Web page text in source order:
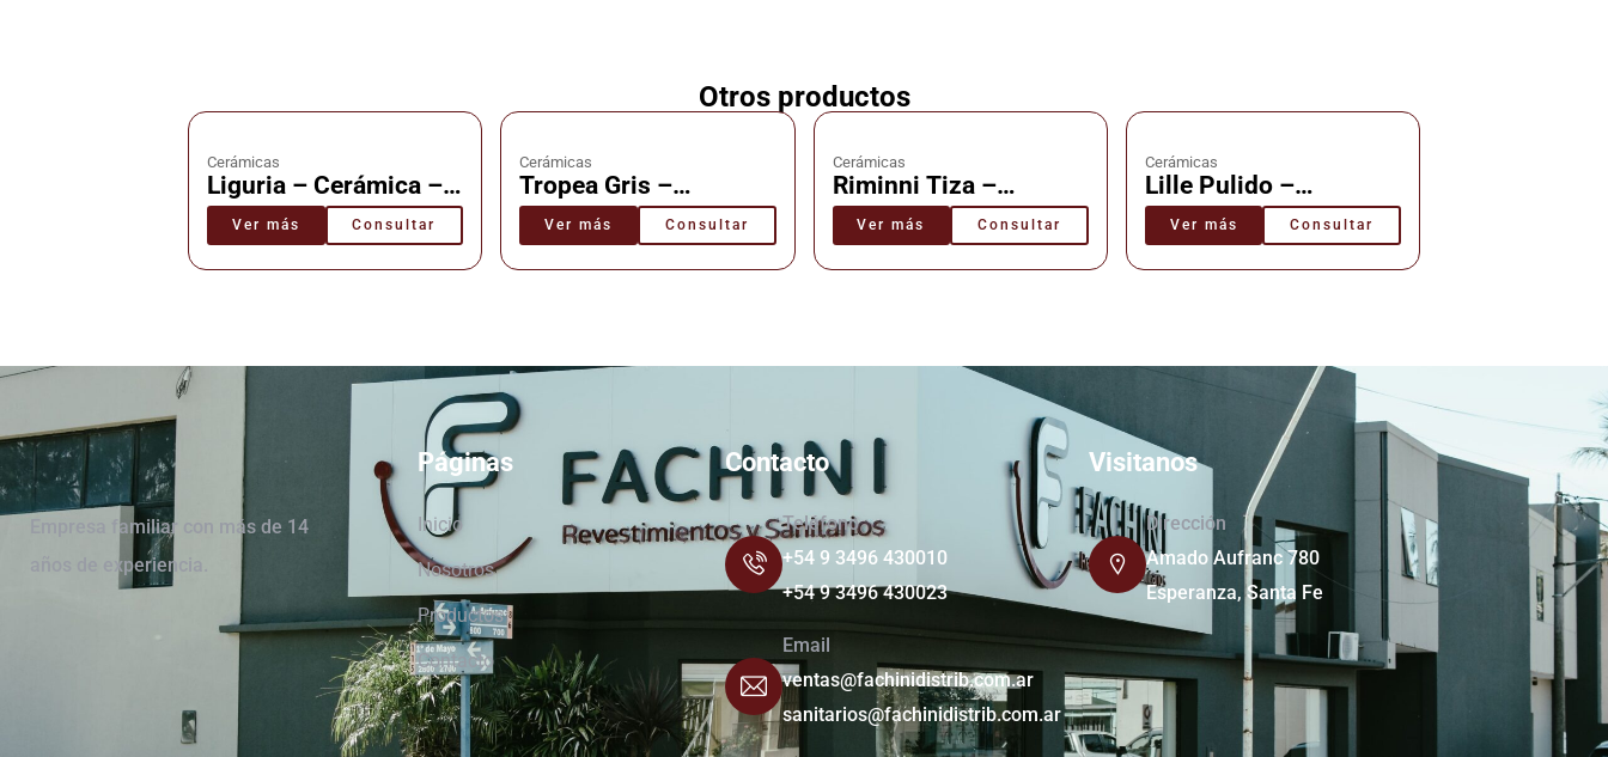
Otros productos
Cerámicas
Liguria – Cerámica –
Cañuelas
Ver más Consultar
Cerámicas
Tropea Gris –
Cerámica – Cañuelas
Ver más Consultar
Cerámicas
Riminni Tiza –
Cerámica – Cañuelas
Ver más Consultar
Cerámicas
Lille Pulido –
Cerámica – Cañuelas
Ver más Consultar
Empresa familiar con más de 14
años de experiencia.
Páginas
Inicio
Nosotros
Productos
Contacto
Contacto
Teléfono
+54 9 3496 430010
+54 9 3496 430023
Email
ventas@fachinidistrib.com.ar
sanitarios@fachinidistrib.com.ar
Visitanos
Dirección
Amado Aufranc 780
Esperanza, Santa Fe